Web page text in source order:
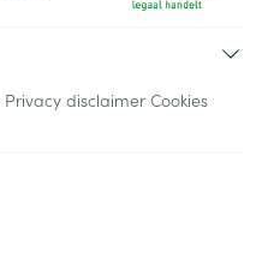
Privacy disclaimer Cookies